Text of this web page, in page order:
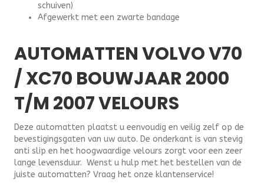
schuiven)
Afgewerkt met een zwarte bandage
AUTOMATTEN VOLVO V70
/ XC70 BOUWJAAR 2000
T/M 2007 VELOURS
Deze automatten plaatst u eenvoudig en veilig zelf op de
bevestigingsgaten van uw auto. De onderkant is van stevig
anti slip en het hoogwaardige velours zorgt voor een zeer
lange levensduur. Wenst u hulp met het bestellen van de
juiste automatten? Vraag het onze klantenservice!